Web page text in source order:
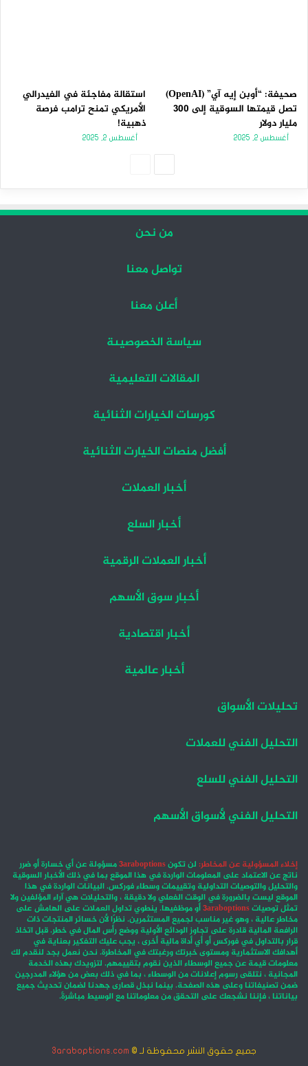
صحيفة: “أوبن إيه آي” (OpenAI)
تصل قيمتها السوقية إلى 300
مليار دولار
أغسطس 2, 2025
استقالة مفاجئة في الفيدرالي
الأمريكي تمنح ترامب فرصة
ذهبية!
أغسطس 2, 2025
من نحن
تواصل معنا
أعلن معنا
سياسة الخصوصيىة
المقالات التعليمية
كورسات الخيارات الثنائية
أفضل منصات الخيارت الثنائية
أخبار العملات
أخبار السلع
أخبار العملات الرقمية
أخبار سوق الأسهم
أخبار اقتصادية
أخبار عالمية
تحليلات الأسواق
التحليل الفني للعملات
التحليل الفني للسلع
التحليل الفني لأسواق الأسهم
إخلاء المسؤولية عن المخاطر: لن تكون3araboptionsمسؤولة عن أي خسارة أو ضرر
ناتج عن الاعتماد على المعلومات الواردة في هذا الموقع بما في ذلك الأخبار السوقية
والتحليل والتوصيات التداولية وتقييمات وسطاء فوركس. البيانات الواردة في هذا
الموقع ليست بالضرورة في الوقت الفعلي ولا دقيقة ، والتحليلات هي آراء المؤلفين ولا
تمثل توصيات3araboptionsأو موظفيها. ينطوي تداول العملات على الهامش على
مخاطر عالية ، وهو غير مناسب لجميع المستثمرين. نظرًا لأن خسائر المنتجات ذات
الرافعة المالية قادرة على تجاوز الودائع الأولية ووضع رأس المال في خطر. قبل اتخاذ
قرار بالتداول في فوركس أو أي أداة مالية أخرى ، يجب عليك التفكير بعناية في
أهدافك الاستثمارية ومستوى خبرتك ورغبتك في المخاطرة. نحن نعمل بجد لنقدم لك
معلومات قيمة عن جميع الوسطاء الذين نقوم بتقييمهم. لتزويدك بهذه الخدمة
المجانية ، نتلقى رسوم إعلانات من الوسطاء ، بما في ذلك بعض من هؤلاء المدرجين
ضمن تصنيفاتنا وعلى هذه الصفحة. بينما نبذل قصارى جهدنا لضمان تحديث جميع
بياناتنا ، فإننا نشجعك على التحقق من معلوماتنا مع الوسيط مباشرةً.
جميع حقوق النشر محفوظة لـ © 3araboptions.com